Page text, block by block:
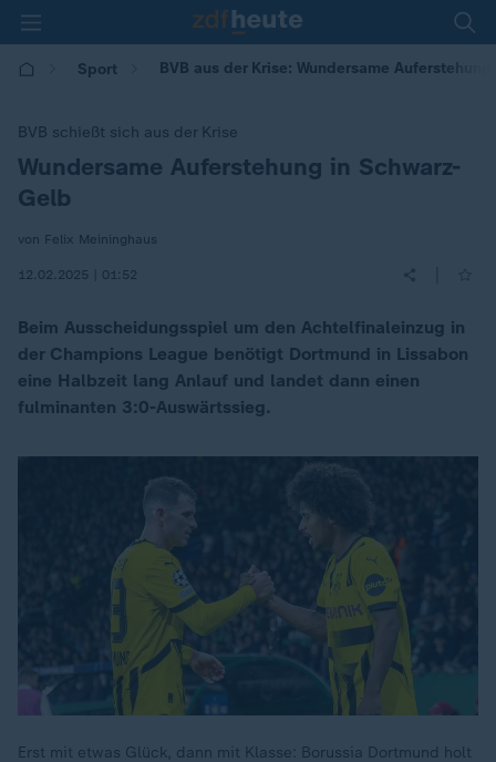
Sport BVB aus der Krise: Wundersame
BVB schießt sich aus der Krise
:
Wundersame Auferstehung in Schwarz-
Gelb
von Felix Meininghaus
12.02.2025 | 01:52
Beim Ausscheidungsspiel um den Achtelfinaleinzug in
der Champions League benötigt Dortmund in Lissabon
eine Halbzeit lang Anlauf und landet dann einen
fulminanten 3:0-Auswärtssieg.
Erst mit etwas Glück, dann mit Klasse: Borussia Dortmund holt